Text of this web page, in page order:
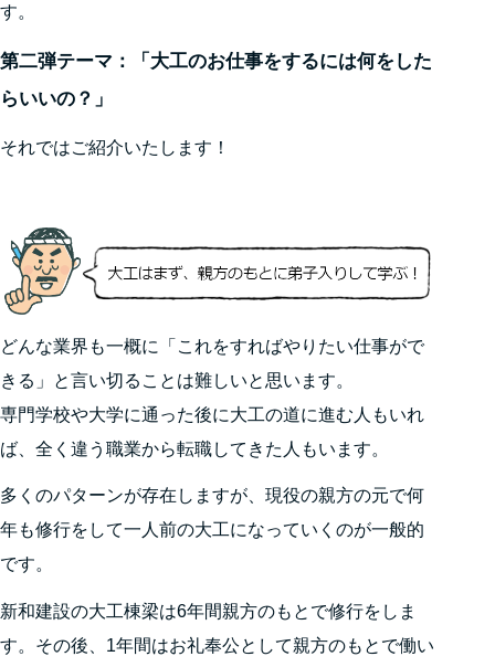
す。
第二弾テーマ：「大工のお仕事をするには何をした
らいいの？」
それではご紹介いたします！
どんな業界も一概に「これをすればやりたい仕事がで
きる」と言い切ることは難しいと思います。
専門学校や大学に通った後に大工の道に進む人もいれ
ば、全く違う職業から転職してきた人もいます。
多くのパターンが存在しますが、現役の親方の元で何
年も修行をして一人前の大工になっていくのが一般的
です。
新和建設の大工棟梁は6年間親方のもとで修行をしま
す。その後、1年間はお礼奉公として親方のもとで働い